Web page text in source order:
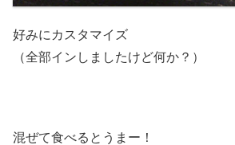
好みにカスタマイズ
（全部インしましたけど何か？）
混ぜて食べるとうまー！